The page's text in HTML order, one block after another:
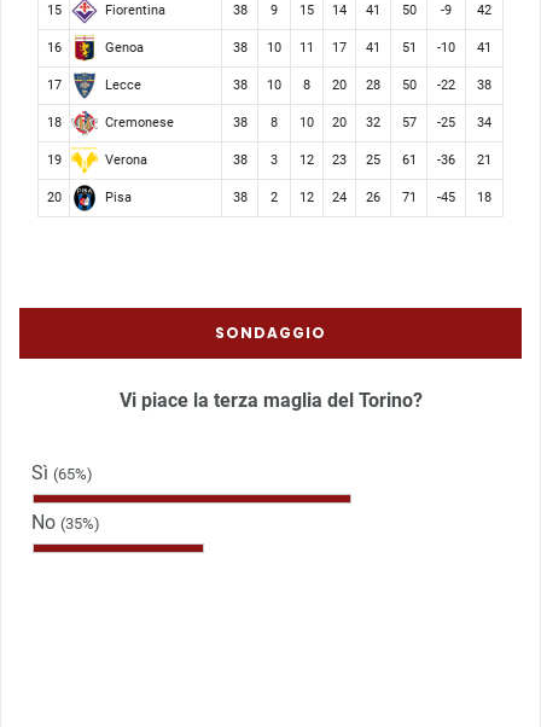
15 Fiorentina 38 9 15 14 41 50 -9 42
16 Genoa 38 10 11 17 41 51 -10 41
17 Lecce 38 10 8 20 28 50 -22 38
18 Cremonese 38 8 10 20 32 57 -25 34
19 Verona 38 3 12 23 25 61 -36 21
20 Pisa 38 2 12 24 26 71 -45 18
SONDAGGIO
Vi piace la terza maglia del Torino?
Sì (65%)
No (35%)